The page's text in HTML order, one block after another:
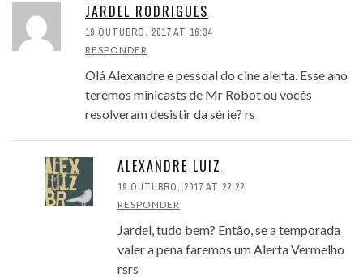
JARDEL RODRIGUES
19 OUTUBRO, 2017 AT 16:34
RESPONDER
Olá Alexandre e pessoal do cine alerta. Esse ano
teremos minicasts de Mr Robot ou vocês
resolveram desistir da série? rs
ALEXANDRE LUIZ
19 OUTUBRO, 2017 AT 22:22
RESPONDER
Jardel, tudo bem? Então, se a temporada
valer a pena faremos um Alerta Vermelho
rsrs